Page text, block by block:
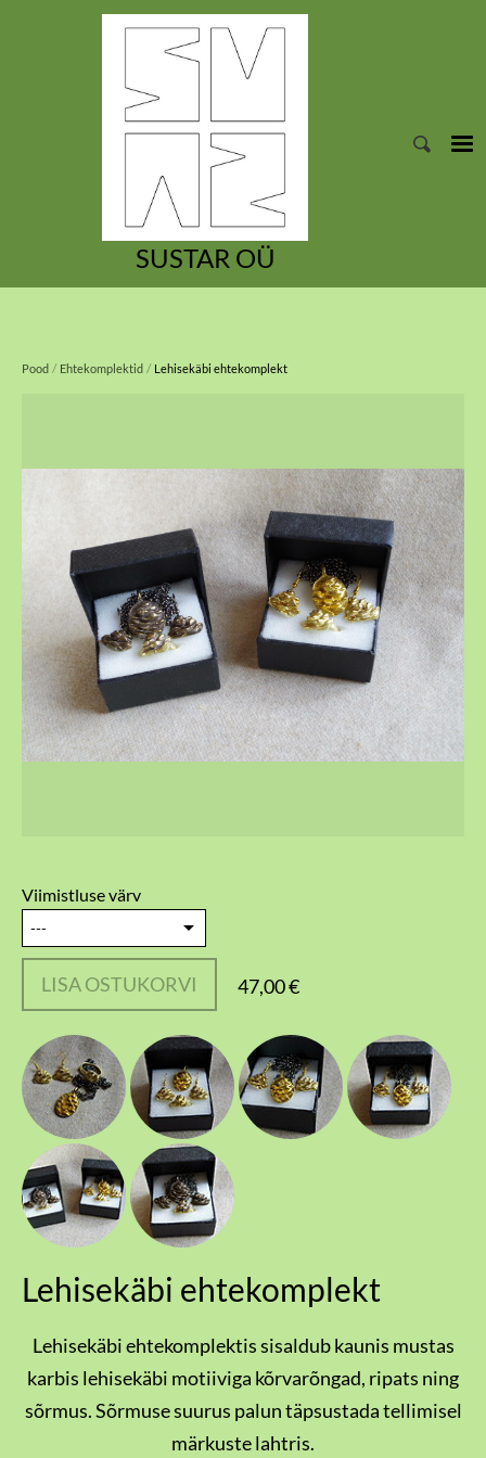
SUSTAR OÜ
Pood / Ehtekomplektid / Lehisekäbi ehtekomplekt
Viimistluse värv
LISA OSTUKORVI 47,00 €
Lehisekäbi ehtekomplekt
Lehisekäbi ehtekomplektis sisaldub kaunis mustas
karbis lehisekäbi motiiviga kõrvarõngad, ripats ning
sõrmus. Sõrmuse suurus palun täpsustada tellimisel
märkuste lahtris.